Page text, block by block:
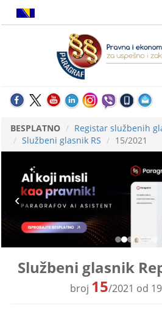
BESPLATNO
Registar službenih
Službeni glasnik RS
15/2021
Službeni glasnik
broj 15/2021 od